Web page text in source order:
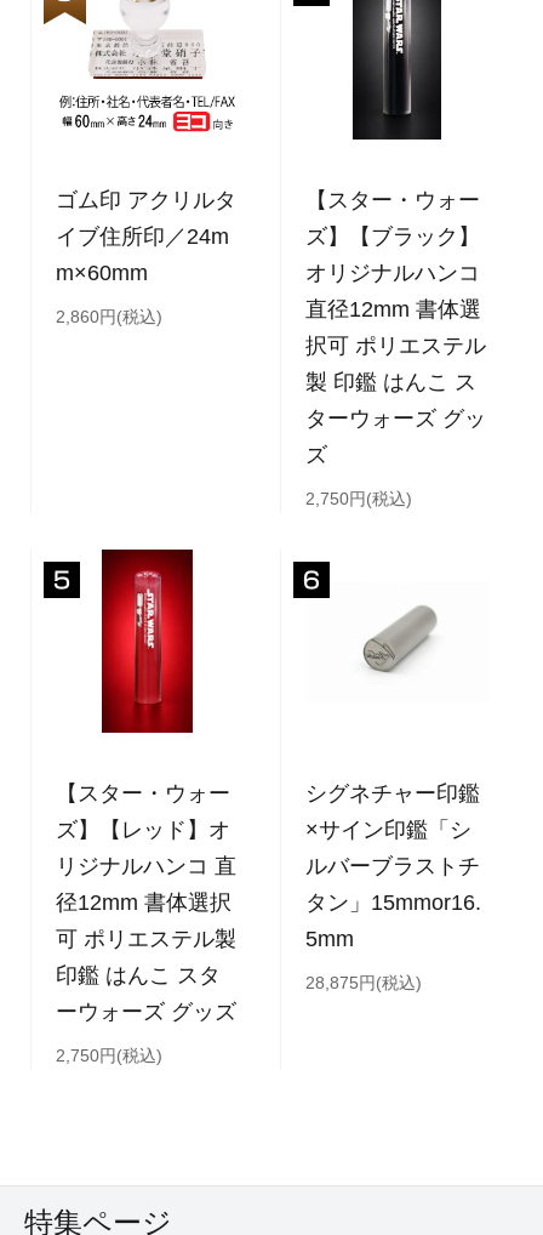
ゴム印 アクリルタ
イブ住所印／24m
m×60mm
2,860円(税込)
【スター・ウォー
ズ】【ブラック】
オリジナルハンコ
直径12mm 書体選
択可 ポリエステル
製 印鑑 はんこ ス
ターウォーズ グッ
ズ
2,750円(税込)
【スター・ウォー
ズ】【レッド】オ
リジナルハンコ 直
径12mm 書体選択
可 ポリエステル製
印鑑 はんこ スタ
ーウォーズ グッズ
2,750円(税込)
シグネチャー印鑑
×サイン印鑑「シ
ルバーブラストチ
タン」15mmor16.
5mm
28,875円(税込)
特集ページ